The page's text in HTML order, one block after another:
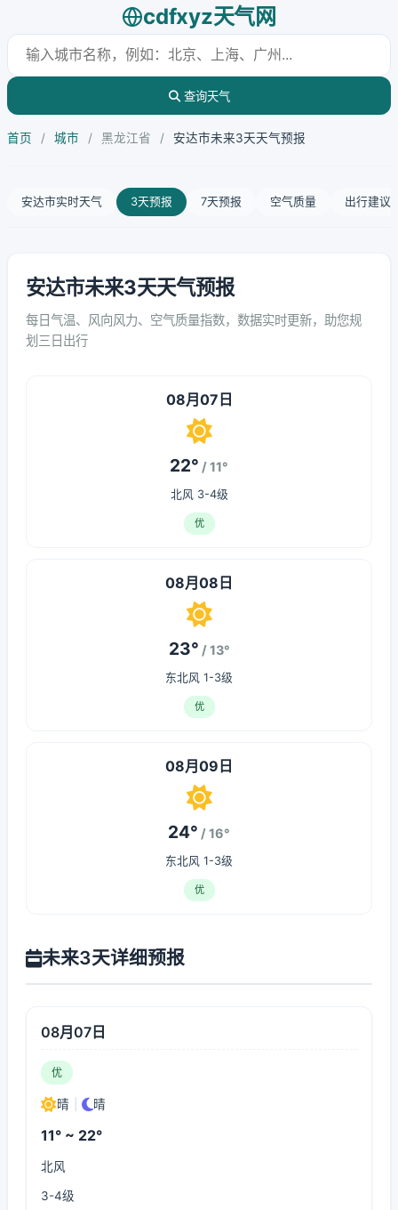
cdfxyz天气网
查询天气
首页 / 城市 / 黑龙江省 / 安达市未来3天天气预报
安达市实时天气 3天预报 7天预报 空气质量 出行建议
安达市未来3天天气预报
每日气温、风向风力、空气质量指数，数据实时更新，助您规
划三日出行
08月07日
22° / 11°
北风 3-4级
优
08月08日
23° / 13°
东北风 1-3级
优
08月09日
24° / 16°
东北风 1-3级
优
未来3天详细预报
08月07日
优
晴 晴
11° ~ 22°
北风
3-4级